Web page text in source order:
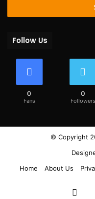
Follow Us
0
Fans
0
Followers
© Copyright
Home
About Us